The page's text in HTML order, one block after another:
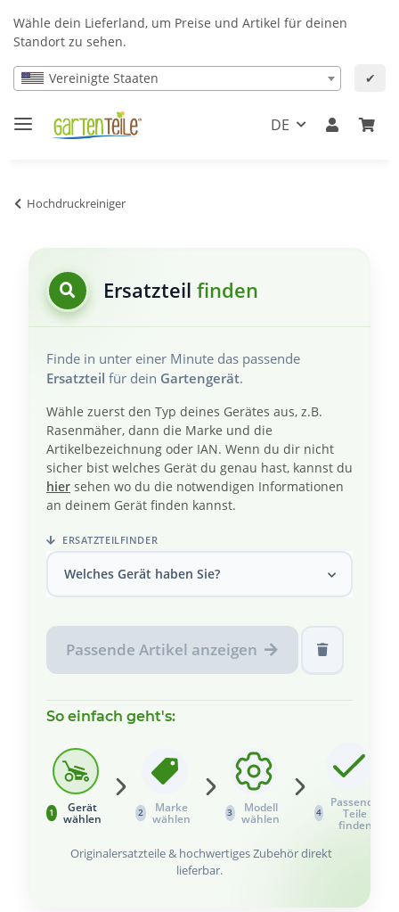
Wähle dein Lieferland, um Preise und Artikel für deinen
Standort zu sehen.
Vereinigte Staaten ✔
DE
Hochdruckreiniger
Ersatzteil finden
Finde in unter einer Minute das passende
Ersatzteil für dein Gartengerät.
Wähle zuerst den Typ deines Gerätes aus, z.B.
Rasenmäher, dann die Marke und die
Artikelbezeichnung oder IAN. Wenn du dir nicht
sicher bist welches Gerät du genau hast, kannst du
hier sehen wo du die notwendigen Informationen
an deinem Gerät finden kannst.
ERSATZTEILFINDER
Welches Gerät haben Sie?
Passende Artikel anzeigen
So einfach geht's:
1
Gerät
wählen
2
Marke
wählen
3
Modell
wählen
4
Passende
Teile
finden
Originalersatzteile & hochwertiges Zubehör direkt
lieferbar.